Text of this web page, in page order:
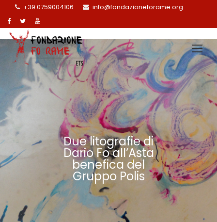
+39 0759004106 info@fondazioneforame.org
Due litografie di
Dario Fo all’Asta
benefica del
Gruppo Polis